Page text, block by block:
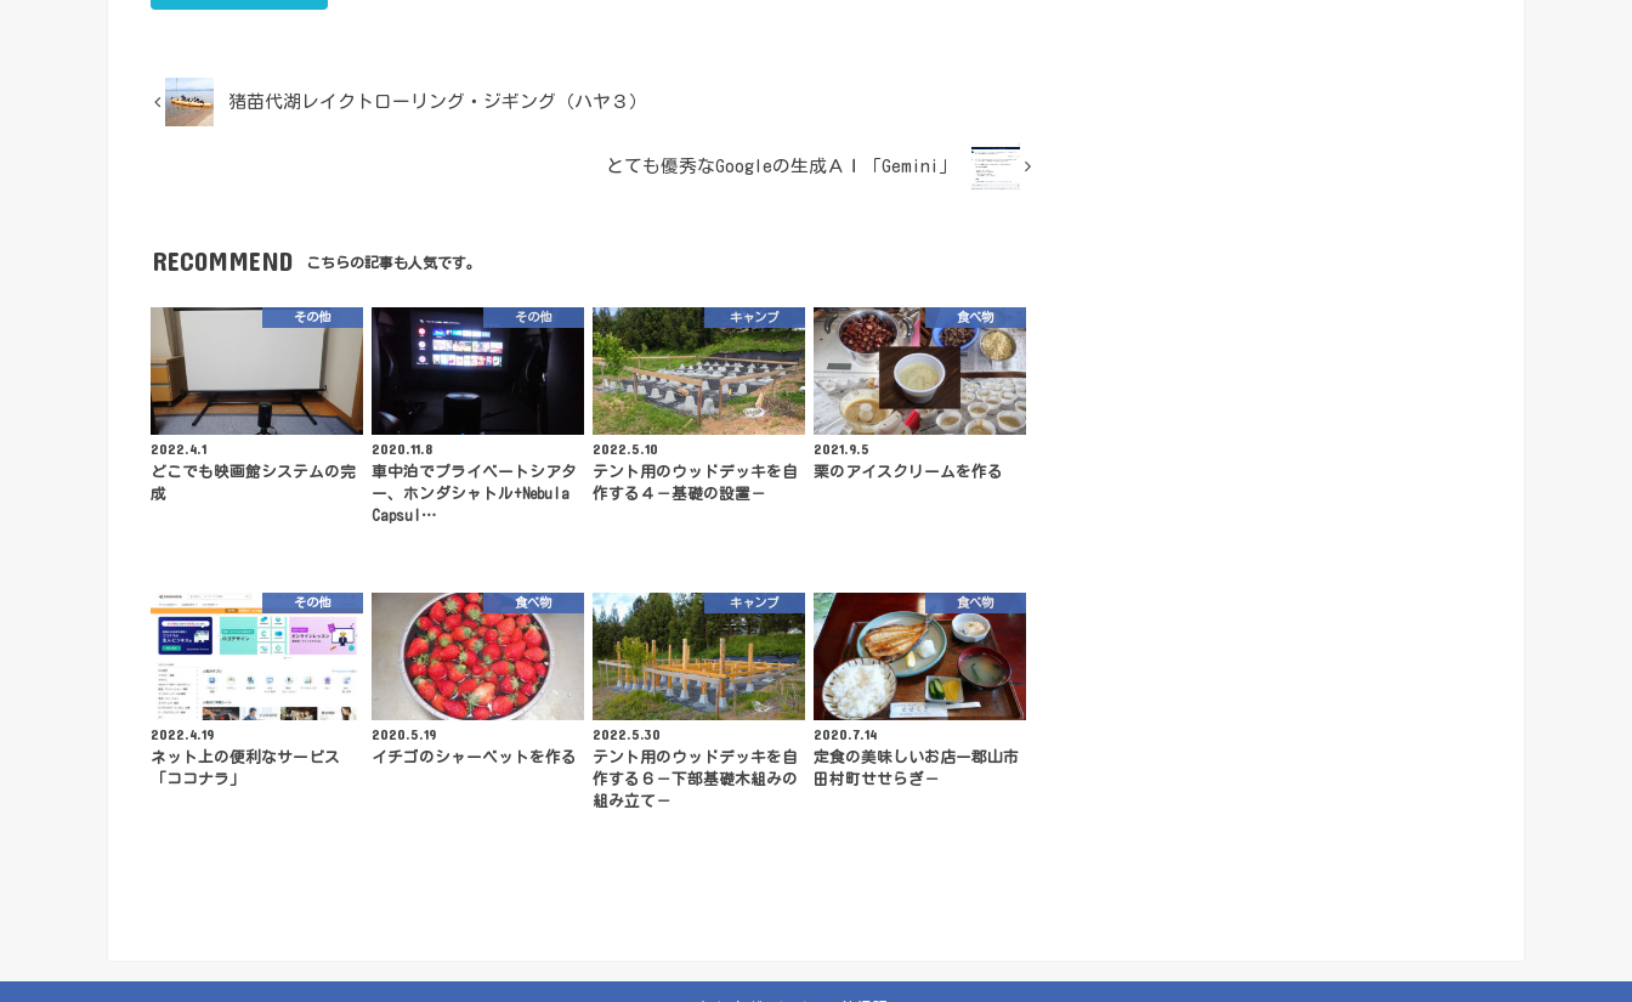
猪苗代湖レイクトローリング・ジギング（ハヤ３）
とても優秀なGoogleの生成ＡＩ「Gemini」
RECOMMEND こちらの記事も人気です。
その他
2022.4.1
どこでも映画館システムの完
成
その他
2020.11.8
車中泊でプライベートシアタ
ー、ホンダシャトル+Nebula
Capsul…
キャンプ
2022.5.10
テント用のウッドデッキを自
作する４－基礎の設置－
食べ物
2021.9.5
栗のアイスクリームを作る
その他
2022.4.19
ネット上の便利なサービス
「ココナラ」
食べ物
2020.5.19
イチゴのシャーベットを作る
キャンプ
2022.5.30
テント用のウッドデッキを自
作する６－下部基礎木組みの
組み立て－
食べ物
2020.7.14
定食の美味しいお店ー郡山市
田村町せせらぎ－